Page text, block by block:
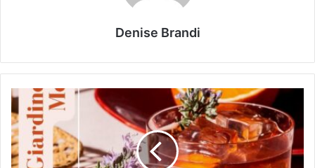
Denise Brandi